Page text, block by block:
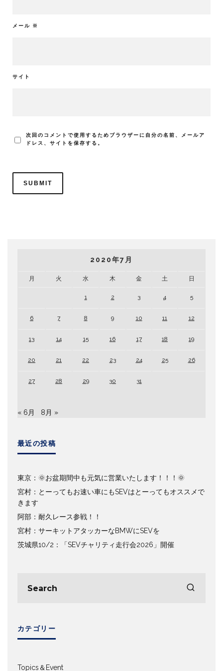
メール ※
サイト
次回のコメントで使用するためブラウザーに自分の名前、メールア
ドレス、サイトを保存する。
2020年7月
月 火 水 木 金 土 日
1 2 3 4 5
6 7 8 9 10 11 12
13 14 15 16 17 18 19
20 21 22 23 24 25 26
27 28 29 30 31
« 6月 8月 »
最近の投稿
東京：🌞お盆期間中も元気に営業いたします！！！🌞
宮村：とーってもお速い車にもSEVはとーってもオススメで
きます
阿部：耐久レース参戦！！
宮村：サーキットアタッカーなBMWにSEVを
茨城県10/2：「SEVチャリティ走行会2026」開催
カテゴリー
Topics＆Event